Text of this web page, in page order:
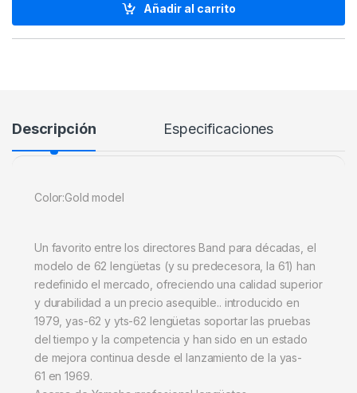
Añadir al carrito
Descripción Especificaciones
Color:Gold model
Un favorito entre los directores Band para décadas, el
modelo de 62 lengüetas (y su predecesora, la 61) han
redefinido el mercado, ofreciendo una calidad superior
y durabilidad a un precio asequible.. introducido en
1979, yas-62 y yts-62 lengüetas soportar las pruebas
del tiempo y la competencia y han sido en un estado
de mejora continua desde el lanzamiento de la yas-
61 en 1969.